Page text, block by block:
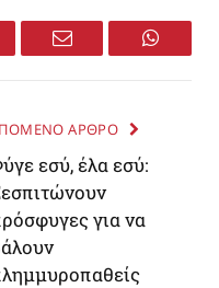
Email
ΑΡΘΡΟ
εσύ, έλα εσύ:
για να